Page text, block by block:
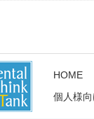
HOME
個人様